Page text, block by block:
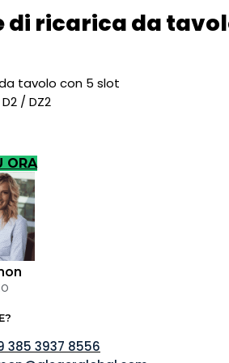
di ricarica da
tavolo con 5 slot
/ DZ2
ORA
385 3937 8556